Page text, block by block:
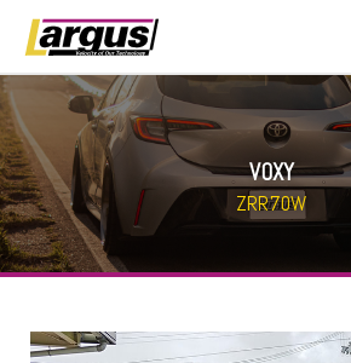
VOXY
ZRR70W